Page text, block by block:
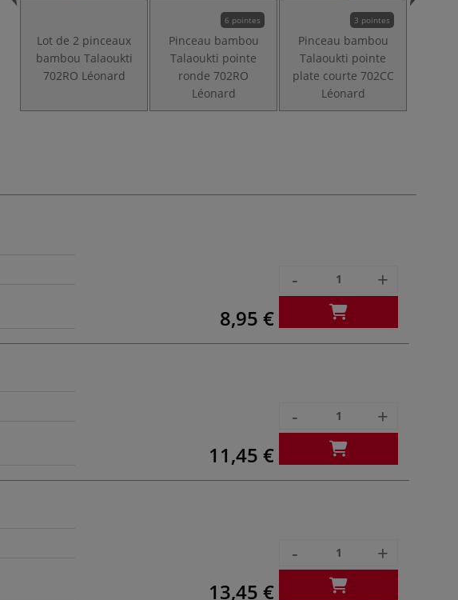
Lot de 2 pinceaux
bambou Talaoukti
702RO Léonard
6 pointes
Pinceau bambou
Talaoukti pointe
ronde 702RO
Léonard
3 pointes
Pinceau bambou
Talaoukti pointe
plate courte 702CC
Léonard
8,95 €
- +
11,45 €
- +
13,45 €
- +